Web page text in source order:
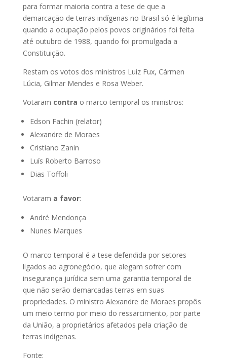
para formar maioria contra a tese de que a
demarcação de terras indígenas no Brasil só é legítima
quando a ocupação pelos povos originários foi feita
até outubro de 1988, quando foi promulgada a
Constituição.
Restam os votos dos ministros Luiz Fux, Cármen
Lúcia, Gilmar Mendes e Rosa Weber.
Votaram contra o marco temporal os ministros:
Edson Fachin (relator)
Alexandre de Moraes
Cristiano Zanin
Luís Roberto Barroso
Dias Toffoli
Votaram a favor:
André Mendonça
Nunes Marques
O marco temporal é a tese defendida por setores
ligados ao agronegócio, que alegam sofrer com
insegurança jurídica sem uma garantia temporal de
que não serão demarcadas terras em suas
propriedades. O ministro Alexandre de Moraes propôs
um meio termo por meio do ressarcimento, por parte
da União, a proprietários afetados pela criação de
terras indígenas.
Fonte: